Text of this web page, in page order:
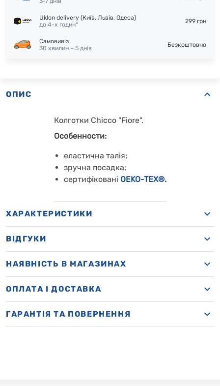
Uklon delivery (Київ, Львів, Одеса)
до 4-х годин*
299 грн
Самовивіз
30 хвилин – 5 днів
Безкоштовно
ОПИС
Колготки Chicco "Fiore".
Особенности:
еластична талія;
зручна посадка;
сертифіковані OEKO-TEX®.
ХАРАКТЕРИСТИКИ
ВІДГУКИ
НАЯВНІСТЬ В МАГАЗИНАХ
OПЛАТА І ДОСТАВКА
ГАРАНТІЯ ТА ПОВЕРНЕННЯ